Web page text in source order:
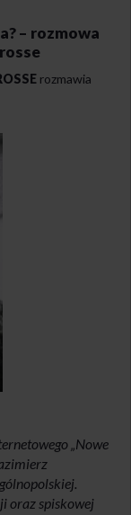
– rozmowa
rozmawia
„Nowe
oraz spiskowej